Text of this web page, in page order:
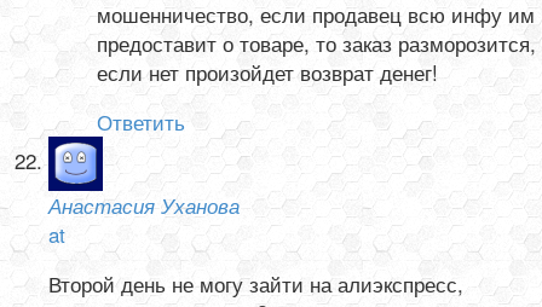
мошенничество, если продавец всю инфу им
предоставит о товаре, то заказ разморозится,
если нет произойдет возврат денег!
Ответить
Анастасия Уханова
at
Второй день не могу зайти на алиэкспресс,